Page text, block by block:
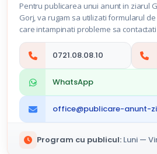
Pentru publicarea unui anunt in ziarul
Gorj, va rugam sa utilizati formularul
care intampinati probleme sa
0721.08.08.10
WhatsApp
office@publicare-anunt-
Program cu publicul: Luni —